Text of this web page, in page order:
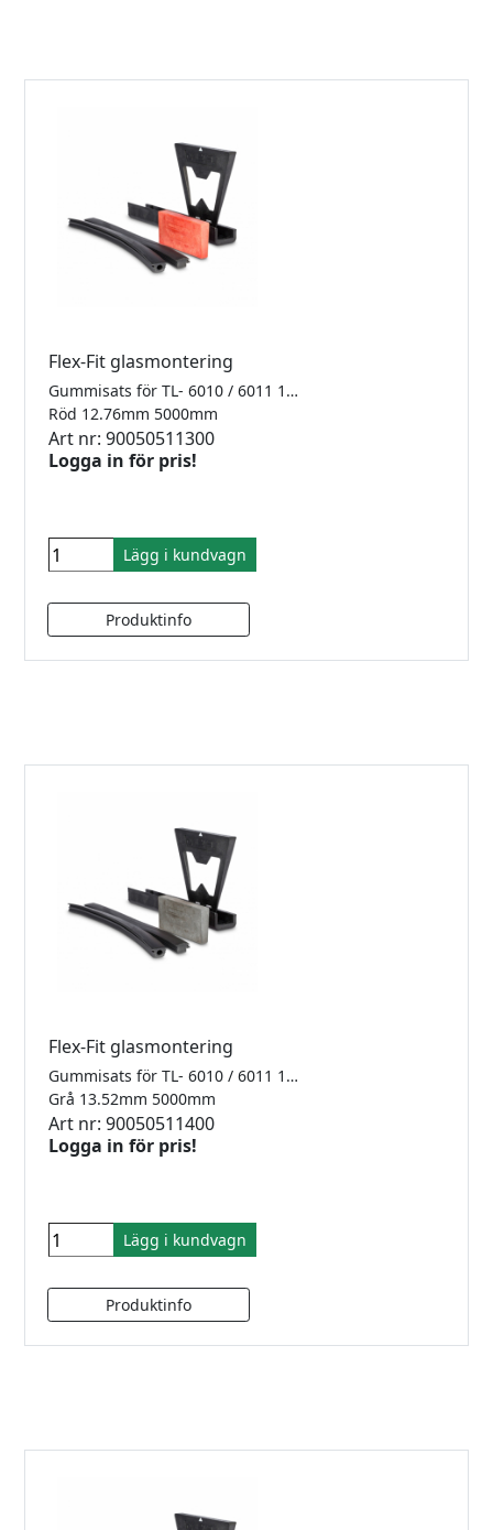
Flex-Fit glasmontering
Gummisats för TL- 6010 / 6011 1.0kN Finns i 2500mm, 5000mm samt 25meter
Röd 12.76mm 5000mm
Art nr: 90050511300
Logga in för pris!
Lägg i kundvagn
Flex-Fit glasmontering
Gummisats för TL- 6010 / 6011 1.0kN Finns i 2500mm, 5000mm samt 25meter
Grå 13.52mm 5000mm
Art nr: 90050511400
Logga in för pris!
Lägg i kundvagn